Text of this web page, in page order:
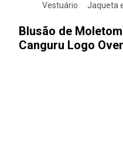
vestuário jaqueta
Blusão de
Canguru Logo